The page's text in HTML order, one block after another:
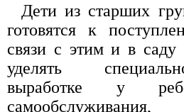
Дети из старших
готовятся к
связи с этим и в
уделять
выработке у
самообслуживания,